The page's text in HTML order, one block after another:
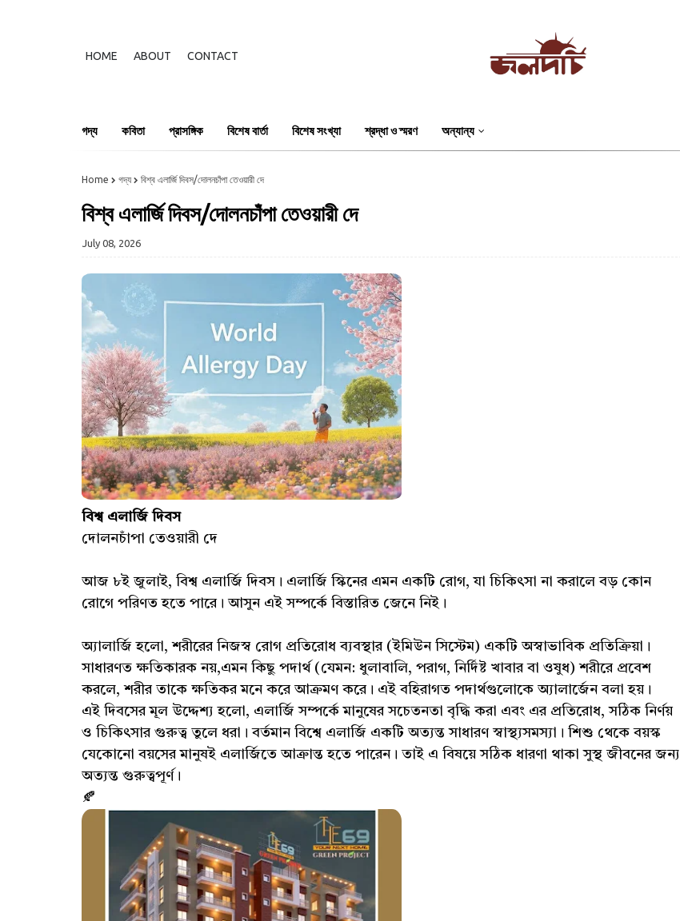
HOME ABOUT CONTACT
গদ্য কবিতা প্রাসঙ্গিক বিশেষ বার্তা বিশেষ সংখ্যা শ্রদ্ধা ও স্মরণ অন্যান্য
Home গদ্য বিশ্ব এলার্জি দিবস/দোলনচাঁপা তেওয়ারী দে
বিশ্ব এলার্জি দিবস/দোলনচাঁপা তেওয়ারী দে
July 08, 2026
বিশ্ব এলার্জি দিবস
দোলনচাঁপা তেওয়ারী দে
আজ ৮ই জুলাই, বিশ্ব এলার্জি দিবস। এলার্জি স্কিনের এমন একটি রোগ, যা চিকিৎসা না করালে বড় কোন
রোগে পরিণত হতে পারে। আসুন এই সম্পর্কে বিস্তারিত জেনে নিই।
অ্যালার্জি হলো, শরীরের নিজস্ব রোগ প্রতিরোধ ব্যবস্থার (ইমিউন সিস্টেম) একটি অস্বাভাবিক প্রতিক্রিয়া।
সাধারণত ক্ষতিকারক নয়,এমন কিছু পদার্থ (যেমন: ধুলাবালি, পরাগ, নির্দিষ্ট খাবার বা ওষুধ) শরীরে প্রবেশ
করলে, শরীর তাকে ক্ষতিকর মনে করে আক্রমণ করে। এই বহিরাগত পদার্থগুলোকে অ্যালার্জেন বলা হয়।
এই দিবসের মূল উদ্দেশ্য হলো, এলার্জি সম্পর্কে মানুষের সচেতনতা বৃদ্ধি করা এবং এর প্রতিরোধ, সঠিক নির্ণয়
ও চিকিৎসার গুরুত্ব তুলে ধরা। বর্তমান বিশ্বে এলার্জি একটি অত্যন্ত সাধারণ স্বাস্থ্যসমস্যা। শিশু থেকে বয়স্ক
যেকোনো বয়সের মানুষই এলার্জিতে আক্রান্ত হতে পারেন। তাই এ বিষয়ে সঠিক ধারণা থাকা সুস্থ জীবনের জন্য
অত্যন্ত গুরুত্বপূর্ণ।
🍂